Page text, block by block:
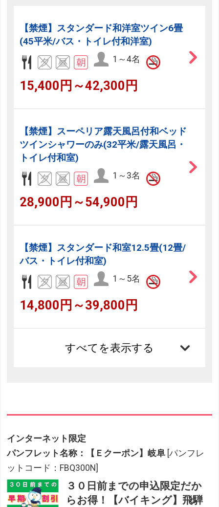
【禁煙】スタンダード和洋室ツイン6畳
(45平米/バス・トイレ付和洋室)
1～4名
15,400円～42,300円
【禁煙】スーペリア露天風呂付和ベッド
ツインシャワーのみ(32平米/露天風呂・
トイレ付和室)
1～3名
28,900円～54,900円
【禁煙】スタンダード和室12.5畳(12畳/
バス・トイレ付和室)
1～5名
14,800円～39,800円
すべてを表示する
インターネット限定
パンフレット名称：【Ｅクーポン】岐阜 [パンフレ
ットコード：FBQ300N]
３０日前までの申込限定だか
らお得！【バイキング】飛騨